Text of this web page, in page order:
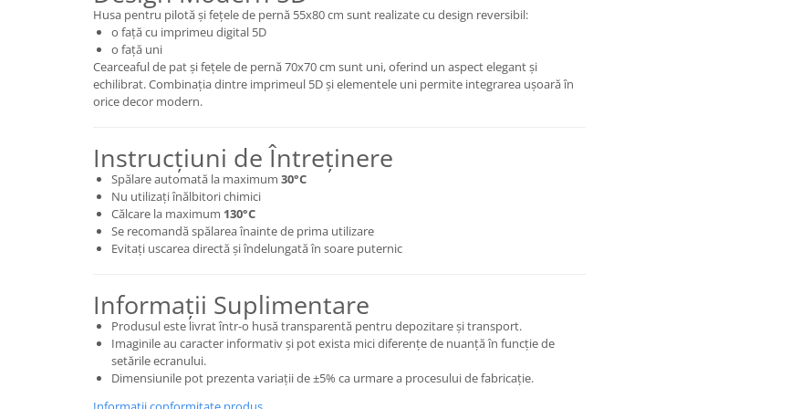
Husa pentru pilotă și fețele de pernă 55x80 cm sunt realizate cu design reversibil:
o față cu imprimeu digital 5D
o față uni
Cearceaful de pat și fețele de pernă 70x70 cm sunt uni, oferind un aspect elegant și
echilibrat. Combinația dintre imprimeul 5D și elementele uni permite integrarea ușoară în
orice decor modern.
Instrucțiuni de Întreținere
Spălare automată la maximum 30°C
Nu utilizați înălbitori chimici
Călcare la maximum 130°C
Se recomandă spălarea înainte de prima utilizare
Evitați uscarea directă și îndelungată în soare puternic
Informații Suplimentare
Produsul este livrat într-o husă transparentă pentru depozitare și transport.
Imaginile au caracter informativ și pot exista mici diferențe de nuanță în funcție de
setările ecranului.
Dimensiunile pot prezenta variații de ±5% ca urmare a procesului de fabricație.